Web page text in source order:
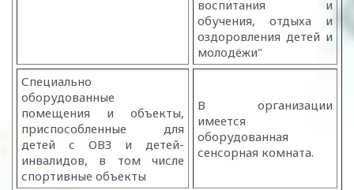
воспитания и
обучения, отдыха и
оздоровления детей и
молодёжи"
Специально
оборудованные
помещения и объекты,
приспособленные для
детей с ОВЗ и детей-
инвалидов, в том числе
спортивные объекты
В организации
имеется
оборудованная
сенсорная комната.